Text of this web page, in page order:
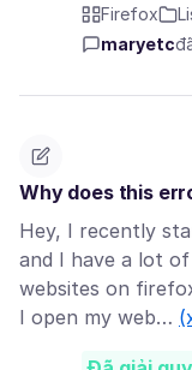
Firefox
maryetc
Why does this
Hey, I recently
and I have a lot
websites on
I open my web…